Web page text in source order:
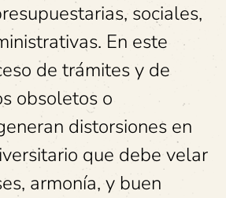
sociales,
En este
de trámites y de
obsoletos o
distorsiones en
que debe velar
armonía, y buen